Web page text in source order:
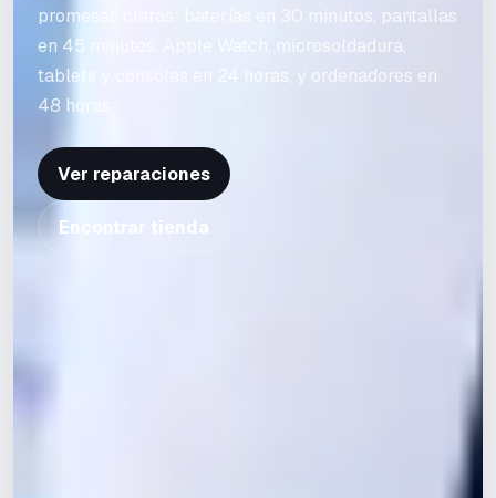
promesas claras: baterías en 30 minutos, pantallas
en 45 minutos, Apple Watch, microsoldadura,
tablets y consolas en 24 horas, y ordenadores en
48 horas.
Ver reparaciones
Encontrar tienda